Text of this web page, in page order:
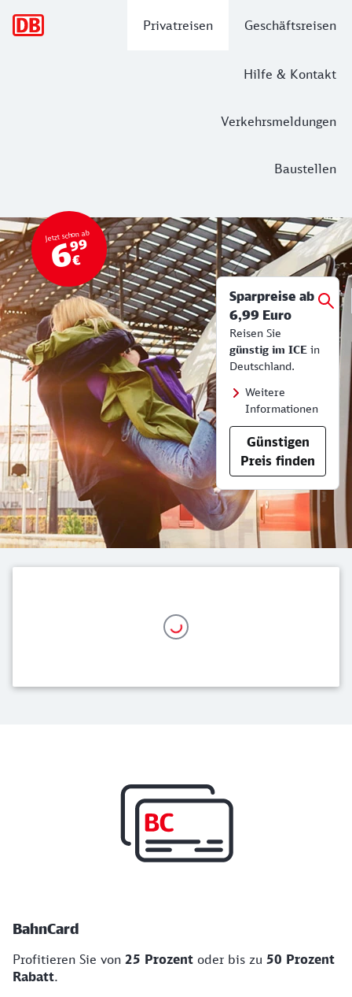
Privatreisen Geschäftsreisen
Hilfe & Kontakt
Verkehrsmeldungen
Baustellen
Bahn Tickets & Services
Top Angebot
Jetzt schon ab
699
€
Sparpreise ab
6,99 Euro
Reisen Sie
günstig im ICE in
Deutschland.
Weitere
Informationen
Günstigen
Preis finden
BahnCard
Profitieren Sie von 25 Prozent oder bis zu 50 Prozent
Rabatt.